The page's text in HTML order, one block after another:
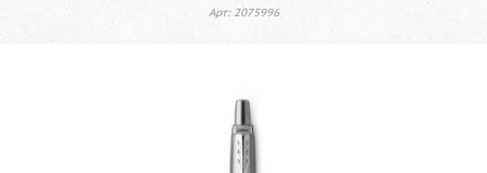
Арт: 2075996